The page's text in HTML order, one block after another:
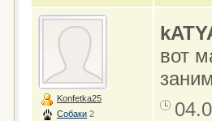
Konfetka25
Собаки 2
вот